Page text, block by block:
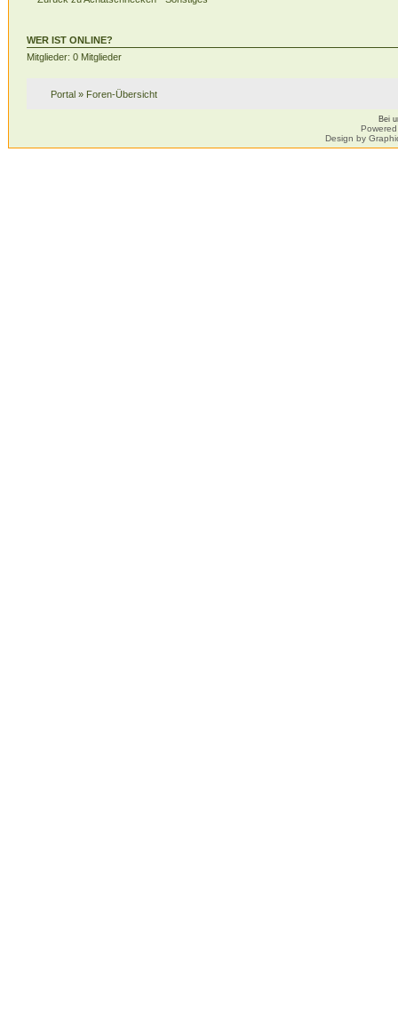
WER IST ONLINE?
Mitglieder: 0 Mitglieder
Portal» Foren-Übersicht
Bei
Design by